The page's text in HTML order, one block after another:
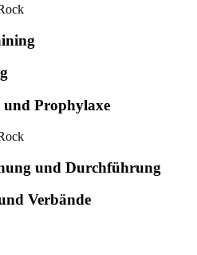
und Prophylaxe
und Durchführung
Verbände